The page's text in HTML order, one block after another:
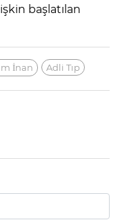
başlatılan
İnan Adli Tıp